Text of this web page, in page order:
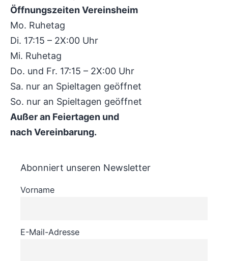
Öffnungszeiten Vereinsheim
Mo. Ruhetag
Di. 17:15 – 2X:00 Uhr
Mi. Ruhetag
Do. und Fr. 17:15 – 2X:00 Uhr
Sa. nur an Spieltagen geöffnet
So. nur an Spieltagen geöffnet
Außer an Feiertagen und
nach Vereinbarung.
Abonniert unseren Newsletter
Vorname
E-Mail-Adresse